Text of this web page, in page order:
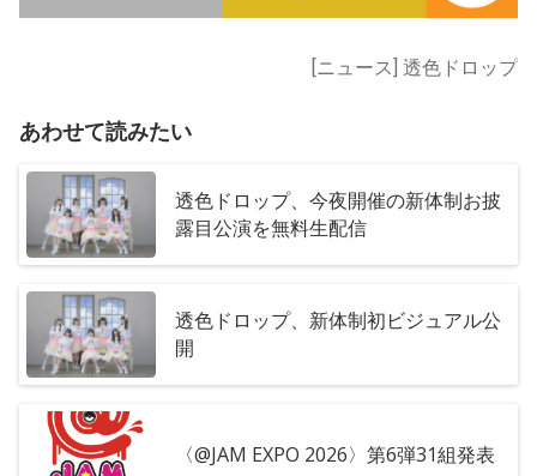
[ニュース] 透色ドロップ
あわせて読みたい
透色ドロップ、今夜開催の新体制お披
露目公演を無料生配信
透色ドロップ、新体制初ビジュアル公
開
〈@JAM EXPO 2026〉第6弾31組発表